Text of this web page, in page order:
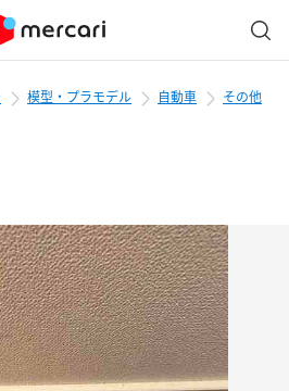
模型・プラモデル 自動車 その他